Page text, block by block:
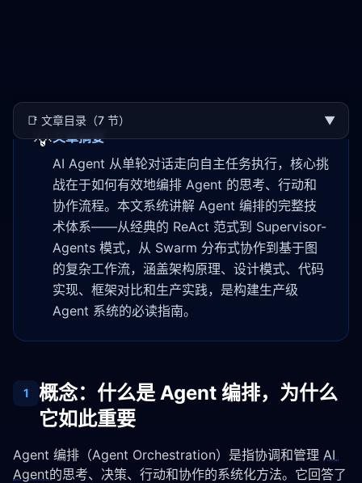
📑 文章目录（7 节） ▼
💡文章摘要
AI Agent 从单轮对话走向自主任务执行，核心挑
战在于如何有效地编排 Agent 的思考、行动和
协作流程。本文系统讲解 Agent 编排的完整技
术体系——从经典的 ReAct 范式到 Supervisor-
Agents 模式，从 Swarm 分布式协作到基于图
的复杂工作流，涵盖架构原理、设计模式、代码
实现、框架对比和生产实践，是构建生产级
Agent 系统的必读指南。
1
概念：什么是 Agent 编排，为什么
它如此重要
Agent 编排（Agent Orchestration）是指协调和管理 AI
Agent的思考、决策、行动和协作的系统化方法。它回答了